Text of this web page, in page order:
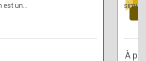
un…
À